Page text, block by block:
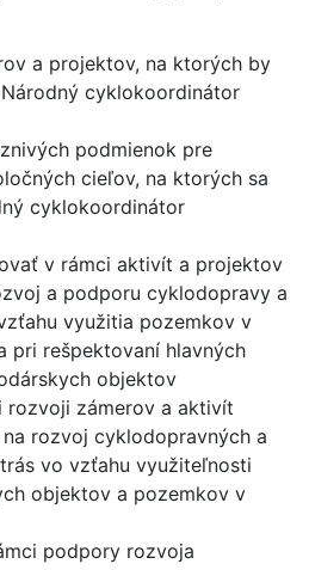
a projektov, na ktorých by
Národný cyklokoordinátor
podmienok pre
cieľov, na ktorých sa
cyklokoordinátor
v rámci aktivít a projektov
a podporu cyklodopravy a
využitia pozemkov v
pri rešpektovaní hlavných
objektov
zámerov a aktivít
rozvoj cyklodopravných a
vo vzťahu využiteľnosti
objektov a pozemkov v
podpory rozvoja